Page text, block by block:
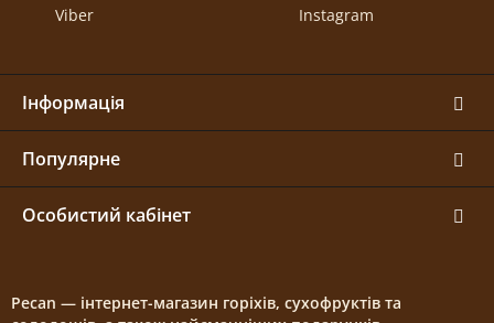
Viber Instagram
Інформація
Популярне
Особистий кабінет
Pecan — інтернет-магазин горіхів, сухофруктів та